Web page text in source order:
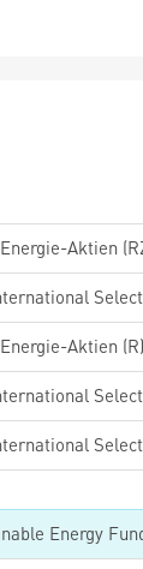
Aktien
Aktien
Energy